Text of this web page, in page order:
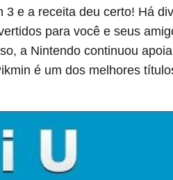
e a receita deu certo! Há
para você e seus
a Nintendo continuou
é um dos melhores